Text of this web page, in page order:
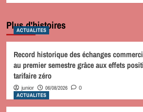
Plus d'histoires
ACTUALITES
Record historique des échanges
au premier semestre grâce aux effets
tarifaire zéro
junior 06/08/2026 0
ACTUALITES